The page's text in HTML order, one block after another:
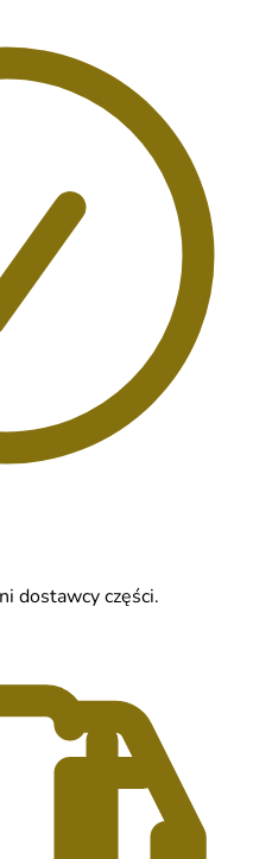
dostawcy części.